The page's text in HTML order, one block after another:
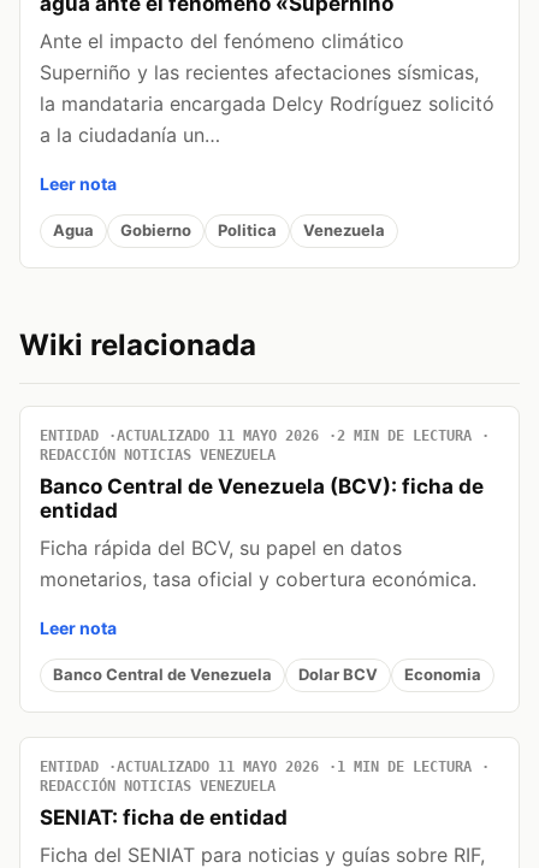
Ante el impacto del fenómeno climático
Superniño y las recientes afectaciones sísmicas,
la mandataria encargada Delcy Rodríguez solicitó
a la ciudadanía un…
Leer nota
Agua Gobierno Politica Venezuela
Wiki relacionada
ENTIDAD ACTUALIZADO 11 MAYO 2026
2 MIN DE LECTURA
REDACCIÓN NOTICIAS VENEZUELA
Banco Central de Venezuela (BCV): ficha de
entidad
Ficha rápida del BCV, su papel en datos
monetarios, tasa oficial y cobertura económica.
Leer nota
Banco Central de Venezuela Dolar BCV Economia
ENTIDAD ACTUALIZADO 11 MAYO 2026
1 MIN DE LECTURA
REDACCIÓN NOTICIAS VENEZUELA
SENIAT: ficha de entidad
Ficha del SENIAT para noticias y guías sobre RIF,